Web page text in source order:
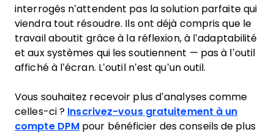
interrogés n’attendent pas la solution parfaite qui
viendra tout résoudre. Ils ont déjà compris que le
travail aboutit grâce à la réflexion, à l’adaptabilité
et aux systèmes qui les soutiennent — pas à l’outil
affiché à l’écran. L’outil n’est qu’un outil.
Vous souhaitez recevoir plus d’analyses comme
celles-ci ? Inscrivez-vous gratuitement à un
compte DPM pour bénéficier des conseils de plus